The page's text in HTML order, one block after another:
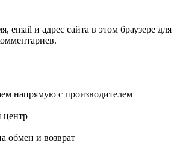
email и адрес сайта в этом браузере для
напрямую с производителем
центр
обмен и возврат